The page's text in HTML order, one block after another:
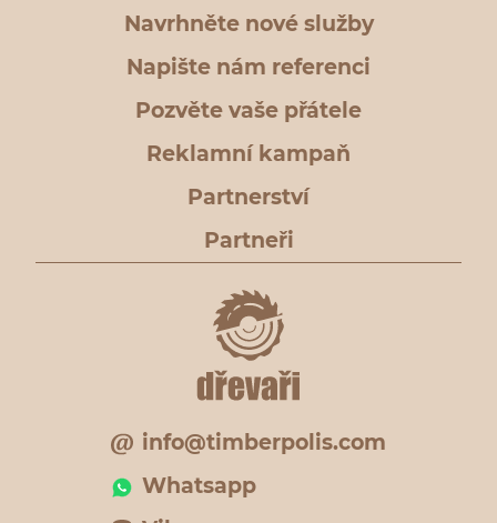
Navrhněte nové služby
Napište nám referenci
Pozvěte vaše přátele
Reklamní kampaň
Partnerství
Partneři
info@timberpolis.com
Whatsapp